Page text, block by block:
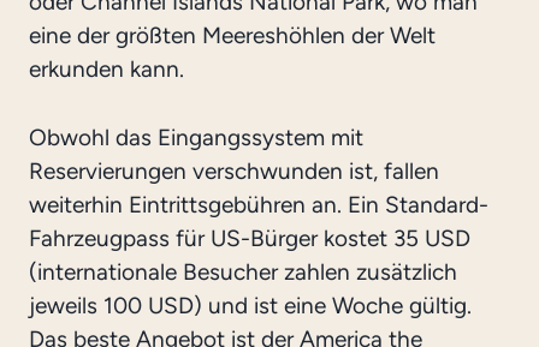
eine der größten Meereshöhlen der Welt
erkunden kann.
Obwohl das Eingangssystem mit
Reservierungen verschwunden ist, fallen
weiterhin Eintrittsgebühren an. Ein Standard-
Fahrzeugpass für US-Bürger kostet 35 USD
(internationale Besucher zahlen zusätzlich
jeweils 100 USD) und ist eine Woche gültig.
Das beste Angebot ist der America the